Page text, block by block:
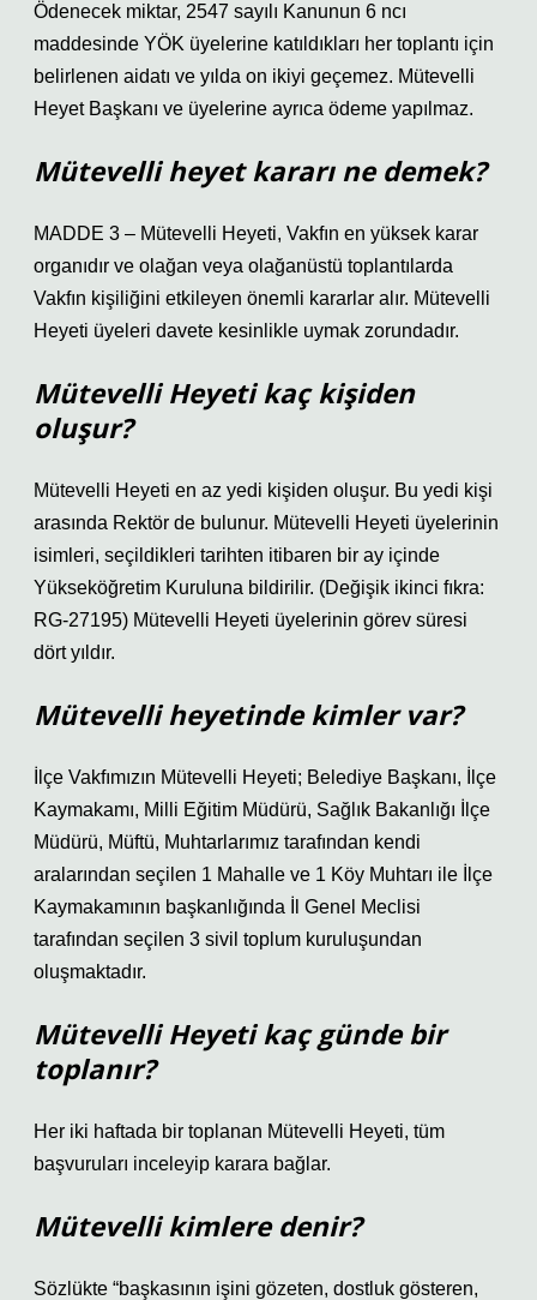
Ödenecek miktar, 2547 sayılı Kanunun 6 ncı
maddesinde YÖK üyelerine katıldıkları her toplantı için
belirlenen aidatı ve yılda on ikiyi geçemez. Mütevelli
Heyet Başkanı ve üyelerine ayrıca ödeme yapılmaz.
Mütevelli heyet kararı ne demek?
MADDE 3 – Mütevelli Heyeti, Vakfın en yüksek karar
organıdır ve olağan veya olağanüstü toplantılarda
Vakfın kişiliğini etkileyen önemli kararlar alır. Mütevelli
Heyeti üyeleri davete kesinlikle uymak zorundadır.
Mütevelli Heyeti kaç kişiden
oluşur?
Mütevelli Heyeti en az yedi kişiden oluşur. Bu yedi kişi
arasında Rektör de bulunur. Mütevelli Heyeti üyelerinin
isimleri, seçildikleri tarihten itibaren bir ay içinde
Yükseköğretim Kuruluna bildirilir. (Değişik ikinci fıkra:
RG-27195) Mütevelli Heyeti üyelerinin görev süresi
dört yıldır.
Mütevelli heyetinde kimler var?
İlçe Vakfımızın Mütevelli Heyeti; Belediye Başkanı, İlçe
Kaymakamı, Milli Eğitim Müdürü, Sağlık Bakanlığı İlçe
Müdürü, Müftü, Muhtarlarımız tarafından kendi
aralarından seçilen 1 Mahalle ve 1 Köy Muhtarı ile İlçe
Kaymakamının başkanlığında İl Genel Meclisi
tarafından seçilen 3 sivil toplum kuruluşundan
oluşmaktadır.
Mütevelli Heyeti kaç günde bir
toplanır?
Her iki haftada bir toplanan Mütevelli Heyeti, tüm
başvuruları inceleyip karara bağlar.
Mütevelli kimlere denir?
Sözlükte “başkasının işini gözeten, dostluk gösteren,